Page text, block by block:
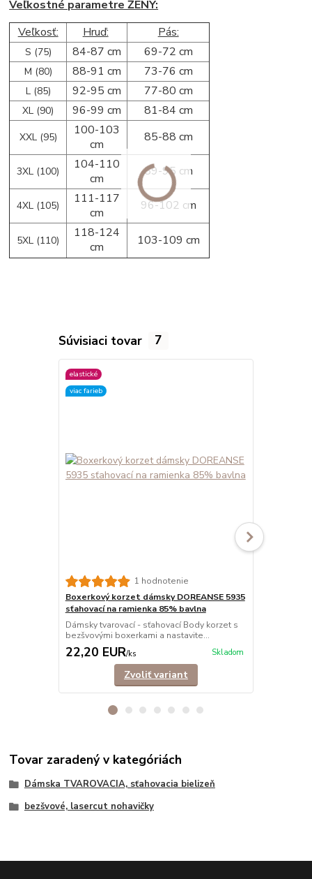
Veľkostné parametre ŽENY:
Veľkosť:
Hruď: Pás:
S (75) 84-87 cm 69-72 cm
M (80) 88-91 cm 73-76 cm
L (85) 92-95 cm 77-80 cm
XL (90) 96-99 cm 81-84 cm
XXL (95)
100-103
cm
85-88 cm
3XL (100)
104-110
cm
89-95 cm
4XL (105)
111-117
cm
96-102 cm
5XL (110)
118-124
cm
103-109 cm
Súvisiaci tovar 7
elastické
viac farieb
1 hodnotenie
Boxerkový korzet dámsky DOREANSE 5935
sťahovací na ramienka 85% bavlna
Dámsky tvarovací - sťahovací Body korzet s
bezšvovými boxerkami a nastavite...
22,20 EUR/ks Skladom
Zvoliť variant
Tovar zaradený v kategóriách
Dámska TVAROVACIA, sťahovacia bielizeň
bezšvové, lasercut nohavičky